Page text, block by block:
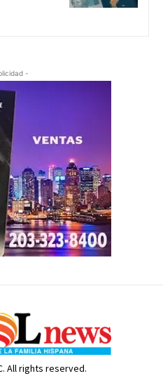
-
All rights reserved.